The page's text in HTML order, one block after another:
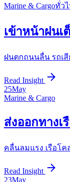
Marine & Cargoทั่วไ
เข้าหน้าฝน
ฝนตกถนนลื่น รถเ
Read Insight
25May
Marine & Cargo
ส่งออกทางเ
คลื่นลมแรง เรือโค
Read Insight
23May